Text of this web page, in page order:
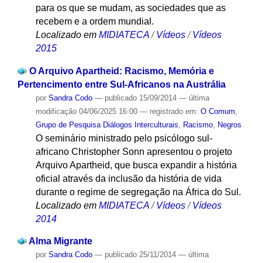
para os que se mudam, as sociedades que as
recebem e a ordem mundial.
Localizado em MIDIATECA /Vídeos /Vídeos
2015
O Arquivo Apartheid: Racismo, Memória e
Pertencimento entre Sul-Africanos na Austrália
por Sandra Codo — publicado15/09/2014 — última
modificação04/06/2025 16:00 — registrado em: O Comum
Grupo de Pesquisa Diálogos Interculturais
Racismo, Negros
O seminário ministrado pelo psicólogo sul-
africano Christopher Sonn apresentou o projeto
Arquivo Apartheid, que busca expandir a história
oficial através da inclusão da história de vida
durante o regime de segregação na África do Sul.
Localizado em MIDIATECA /Vídeos /Vídeos
2014
Alma Migrante
por Sandra Codo — publicado25/11/2014 — última